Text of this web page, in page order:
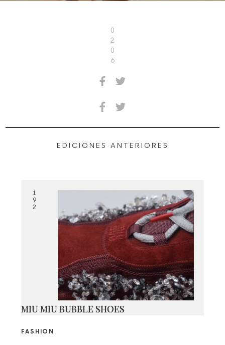
0
2
0
6
EDICIONES ANTERIORES
1
9
2
MIU MIU BUBBLE SHOES
FASHION